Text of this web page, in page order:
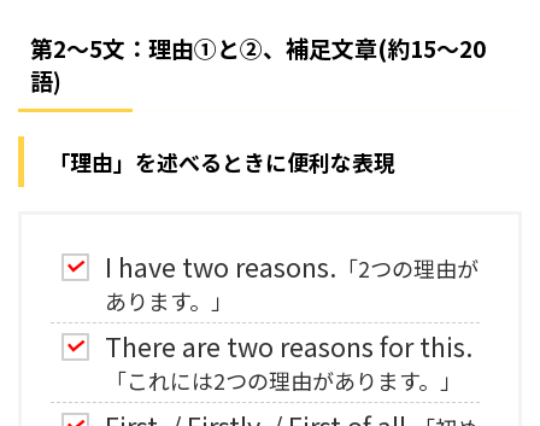
第2～5文：理由①と②、補足文章(約15～20
語)
「理由」を述べるときに便利な表現
I have two reasons. 「2つの理由が
あります。」
There are two reasons for this.
「これには2つの理由があります。」